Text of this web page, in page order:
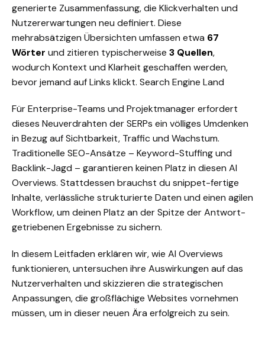
generierte Zusammenfassung, die Klickverhalten und
Nutzererwartungen neu definiert. Diese
mehrabsätzigen Übersichten umfassen etwa 67
Wörter und zitieren typischerweise 3 Quellen,
wodurch Kontext und Klarheit geschaffen werden,
bevor jemand auf Links klickt. Search Engine Land
Für Enterprise-Teams und Projektmanager erfordert
dieses Neuverdrahten derSERPs ein völliges Umdenken
in Bezug auf Sichtbarkeit, Trafficund Wachstum.
Traditionelle SEO-Ansätze – Keyword-Stuffing und
Backlink-Jagd – garantieren keinen Platz in diesen AI
Overviews. Stattdessen brauchst du snippet-fertige
Inhalte, verlässliche strukturierte Daten und einen agilen
Workflow, um deinen Platz an der Spitze der Antwort-
getriebenen Ergebnisse zu sichern.
In diesem Leitfaden erklären wir, wie AI Overviews
funktionieren, untersuchen ihre Auswirkungen auf das
Nutzerverhalten und skizzieren die strategischen
Anpassungen, die großflächige Websites vornehmen
müssen, um in dieser neuen Ära erfolgreich zu sein.